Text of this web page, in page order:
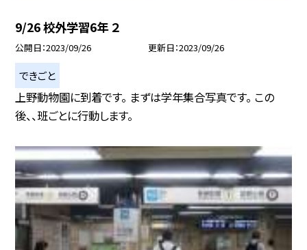
9/26 校外学習6年 ２
公開日 2023/09/26 更新日 2023/09/26
できごと
上野動物園に到着です。 まずは学年集合写真です。 この
後、、班ごとに行動します。